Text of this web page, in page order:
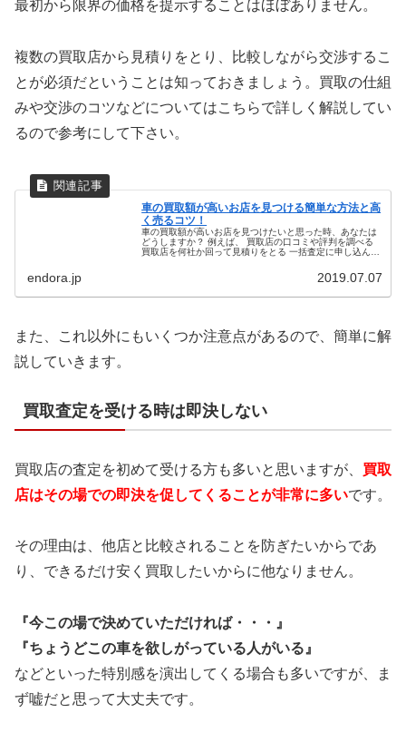
最初から限界の価格を提示することはほぼありません。
複数の買取店から見積りをとり、比較しながら交渉するこ
とが必須だということは知っておきましょう。買取の仕組
みや交渉のコツなどについてはこちらで詳しく解説してい
るので参考にして下さい。
車の買取額が高いお店を見つける簡単な方法と高
く売るコツ！
車の買取額が高いお店を見つけたいと思った時、あなたは
どうしますか？ 例えば、 買取店の口コミや評判を調べる
買取店を何社か回って見積りをとる 一括査定に申し込んで
endora.jp 2019.07.07
また、これ以外にもいくつか注意点があるので、簡単に解
説していきます。
買取査定を受ける時は即決しない
買取店の査定を初めて受ける方も多いと思いますが、 買取
店はその場での即決を促してくることが非常に多いです。
その理由は、他店と比較されることを防ぎたいからであ
り、できるだけ安く買取したいからに他なりません。
『今この場で決めていただければ・・・』
『ちょうどこの車を欲しがっている人がいる』
などといった特別感を演出してくる場合も多いですが、ま
ず嘘だと思って大丈夫です。